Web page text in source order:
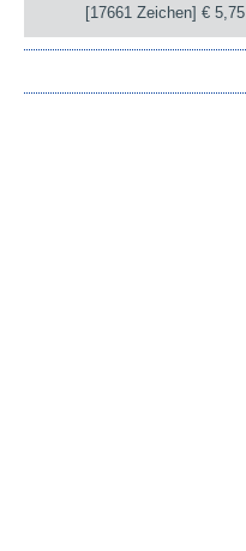
[17661 Zeichen]€ 5,75